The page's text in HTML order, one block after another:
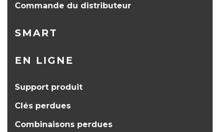
Commande du distributeur
SMART
EN LIGNE
Support produit
Clés perdues
Combinaisons perdues